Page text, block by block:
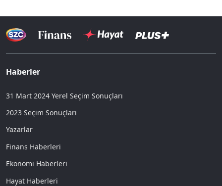
Haberler
31 Mart 2024 Yerel Seçim Sonuçları
2023 Seçim Sonuçları
Yazarlar
Finans Haberleri
Ekonomi Haberleri
Hayat Haberleri